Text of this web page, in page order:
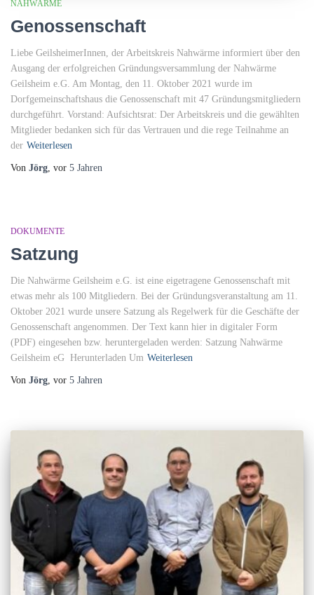
NAHWÄRME
Genossenschaft
Liebe GeilsheimerInnen, der Arbeitskreis Nahwärme informiert über den
Ausgang der erfolgreichen Gründungsversammlung der Nahwärme
Geilsheim e.G. Am Montag, den 11. Oktober 2021 wurde im
Dorfgemeinschaftshaus die Genossenschaft mit 47 Gründungsmitgliedern
durchgeführt. Vorstand: Aufsichtsrat: Der Arbeitskreis und die gewählten
Mitglieder bedanken sich für das Vertrauen und die rege Teilnahme an
der Weiterlesen
Von Jörg, vor 5 Jahren
DOKUMENTE
Satzung
Die Nahwärme Geilsheim e.G. ist eine eigetragene Genossenschaft mit
etwas mehr als 100 Mitgliedern. Bei der Gründungsveranstaltung am 11.
Oktober 2021 wurde unsere Satzung als Regelwerk für die Geschäfte der
Genossenschaft angenommen. Der Text kann hier in digitaler Form
(PDF) eingesehen bzw. heruntergeladen werden: Satzung Nahwärme
Geilsheim eG Herunterladen Um Weiterlesen
Von Jörg, vor 5 Jahren